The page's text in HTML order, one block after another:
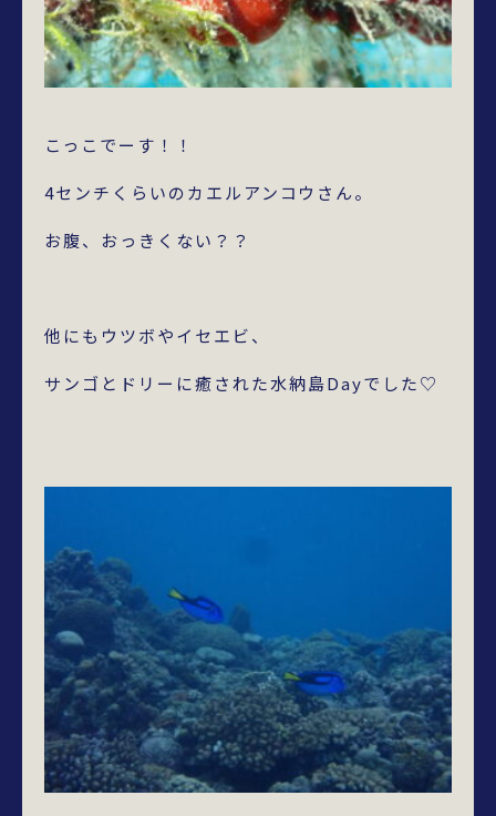
こっこでーす！！
4センチくらいのカエルアンコウさん。
お腹、おっきくない？？
他にもウツボやイセエビ、
サンゴとドリーに癒された水納島Dayでした♡